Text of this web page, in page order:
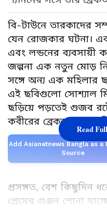
বি-টাউনে তারকাদের
যেন রোজকার ঘটনা।
এবং লন্ডনের ব্যবসায়ী
জল্পনা এক নতুন মোড়
সঙ্গে অন্য এক মহিলার
এই ছবিগুলো সোশ্যাল
ছড়িয়ে পড়তেই গুজব
কবীরের ব্রেকআপ হয়ে
Add Asianetnews Bangla as a
Source
প্রসঙ্গত, বেশ কিছুদিন
প্রেমের গুঞ্জন শোনা
Read